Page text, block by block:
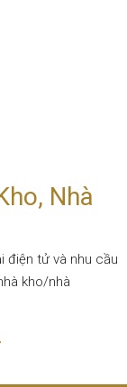
Nhà
điện tử và nhu cầu
kho/nhà